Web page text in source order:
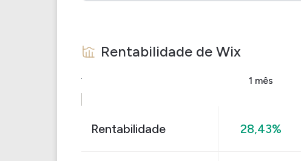
Rentabilidade de Wix
1 mês
Rentabilidade 28,43%